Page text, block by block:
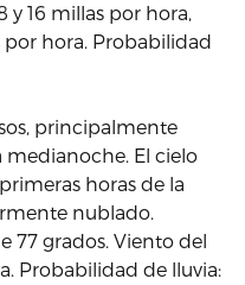
y 16 millas por hora,
por hora. Probabilidad
principalmente
medianoche. El cielo
horas de la
nublado.
77 grados. Viento del
Probabilidad de lluvia: